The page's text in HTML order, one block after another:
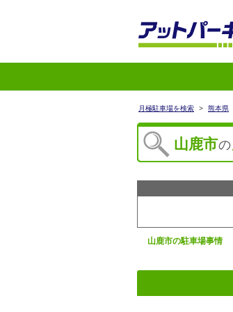
月極駐車場を検索 > 熊本県
山鹿市の
山鹿市の駐車場事情